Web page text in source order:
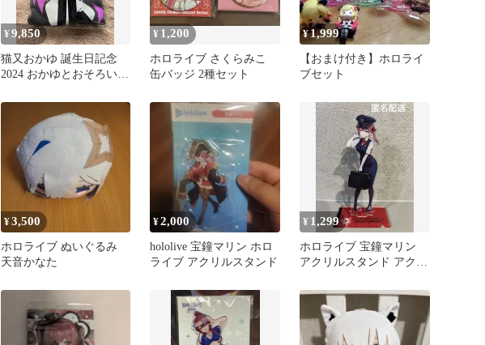
¥9,850
猫又おかゆ 誕生日記念
2024 おかゆとおそろい！
¥ 1,200
ホロライブ さくらみこ
缶バッジ 2種セット
¥1,999
【おまけ付き】ホロライ
ブセット
¥3,500
ホロライブ ぬいぐるみ
天音かなた
¥2,000
hololive 宝鐘マリン ホロ
ライブ アクリルスタンド
¥ 1,299
ホロライブ 宝鐘マリン
アクリルスタンド アクス